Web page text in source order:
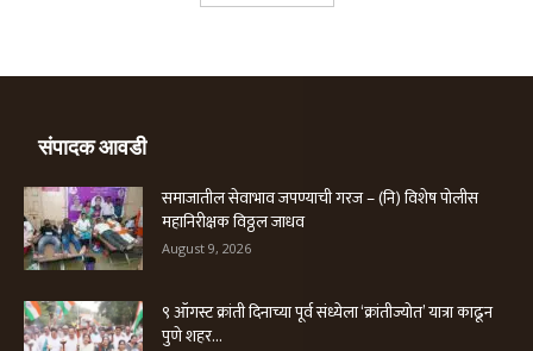
संपादक आवडी
समाजातील सेवाभाव जपण्याची गरज – (नि) विशेष पोलीस
महानिरीक्षक विठ्ठल जाधव
August 9, 2026
९ ऑगस्ट क्रांती दिनाच्या पूर्व संध्येला ‘क्रांतीज्योत’ यात्रा काढून
पुणे शहर...